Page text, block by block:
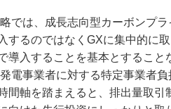
では、成長志向型カーボンプ
するのではなくGXに集中的に
導入することを基本とするこ
電事業者に対する特定事業者
間軸を踏まえると、排出量取